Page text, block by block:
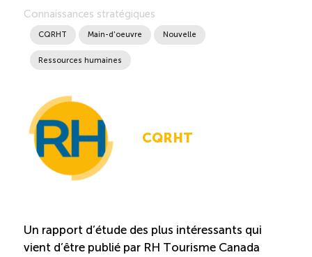
Outils et ressources
Descriptions de fonction
Balados
Programmes d’aide et subventions
Connaissances stratégiques
CQRHT Main-d'oeuvre Nouvelle
Ressources humaines
CQRHT
Un rapport d’étude des plus intéressants qui
vient d’être publié par RH Tourisme Canada